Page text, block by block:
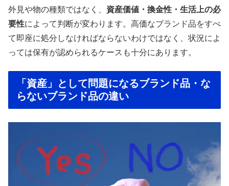
外見や物の種類ではなく、 資産価値・換金性・生活上の必
要性によって判断が変わります。高価なブランド品をすべ
て即座に処分しなければならないわけではなく、状況によ
っては保有が認められるケースも十分にあります。
「資産」として問題になるブランド品・な
らないブランド品の違い